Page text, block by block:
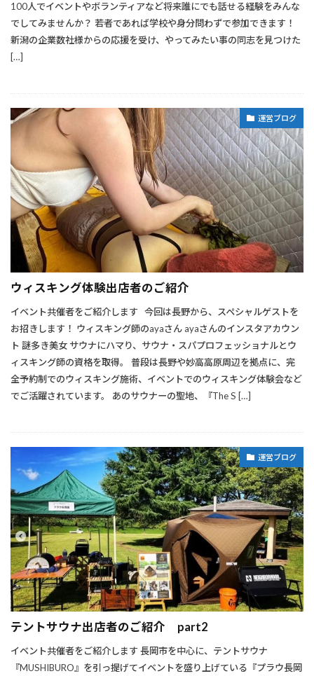
100人でイベントやボランティアなど将来誰にでも話せる経験をみんな
でしてみませんか？ 若者であれば学校や身分問わずで参加できます！
新潟の企業数社様からの応援を受け、やってみたい事の同志を見つけた
[…]
運営ブログ
ウィスキング体験出店者のご紹介
イベント共催者をご紹介します 今回は長野から、スペシャルゲストを
お招きします！ ウィスキング師のayaさん ayaさんのインスタアカウン
ト 謎多き美女 サウナにハマり、サウナ・スパプロフェッショナルとウ
ィスキング師の資格を取得。 普段は長野や妙高高原周辺を拠点に、完
全予約制でのウィスキング施術、イベントでのウィスキング体験会など
でご活躍されています。 あのサウナーの聖地、『The S […]
運営ブログ
テントサウナ出店者のご紹介 part2
イベント共催者をご紹介します 長岡市を中心に、テントサウナ
『MUSHIBURO』を引っ提げてイベントを盛り上げている『プラウ長岡